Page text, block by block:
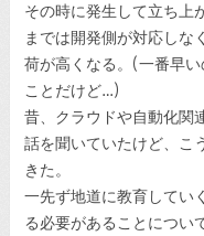
その時に発生して立ち上
までは開発側が対応しな
荷が高くなる。(一番早
ことだけど…)
昔、クラウドや自動化関
話を聞いていたけど、こ
きた。
一先ず地道に教育してい
る必要があることについ